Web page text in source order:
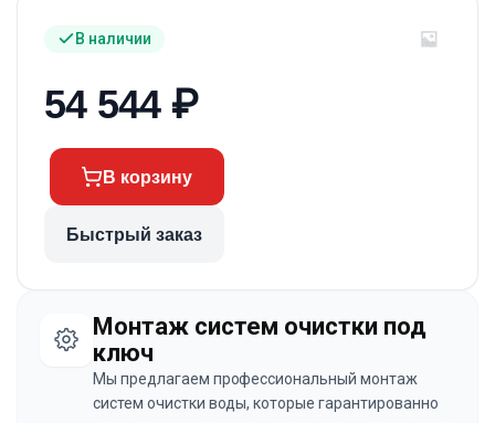
В наличии
54 544 ₽
В корзину
Быстрый заказ
Монтаж систем очистки под
ключ
Мы предлагаем профессиональный монтаж
систем очистки воды, которые гарантированно